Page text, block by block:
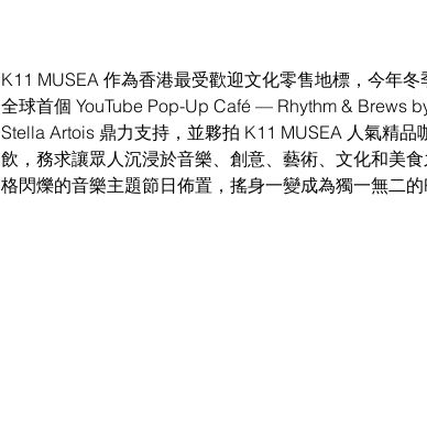
K11 MUSEA 作為香港最受歡迎文化零售地標，今年
全球首個 YouTube Pop-Up Café — Rhythm & Brews
Stella Artois 鼎力支持，並夥拍 K11 MUSEA 人氣精
飲，務求讓眾人沉浸於音樂、創意、藝術、文化和美
格閃爍的音樂主題節日佈置，搖身一變成為獨一無二的